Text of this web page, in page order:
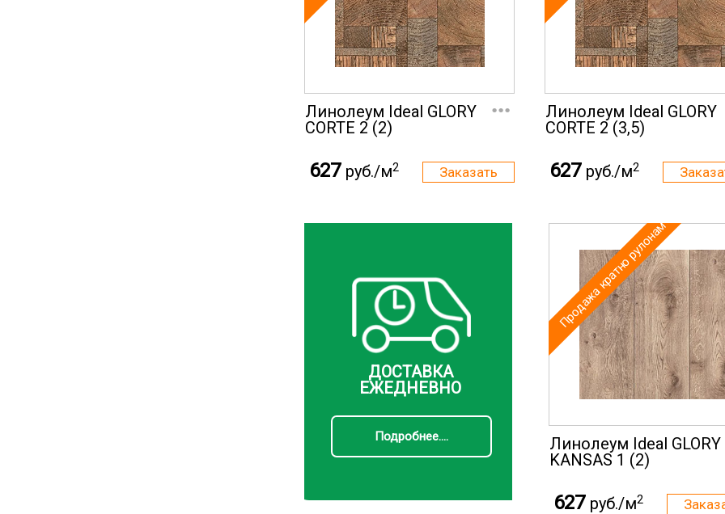
Линолеум Ideal GLORY
CORTE 2 (2)
...
627 руб./м2
Линолеум Ideal GLORY
CORTE 2 (3,5)
627 руб./м2
ДОСТАВКА
ЕЖЕДНЕВНО
Подробнее....
Продажа кратно рулонам
Линолеум Ideal GLORY
KANSAS 1 (2)
627 руб./м2